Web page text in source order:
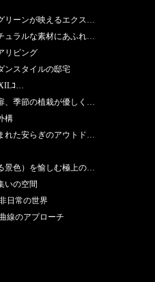
り相談会 第2弾《無料》 5月11日
相談会 第1弾《無料》 4月20日
土）・4/14（日）・4/20(土）・
土）・3/10（日）と3/16（土）・
・2/11(日）・2/12(月）・
リーンが映えるエクス…
ュラルな素材にあふれ…
リビング
ンスタイルの邸宅
ｺ…
、季節の植栽が優しく…
構
れた安らぎのアウトド…
景色）を愉しむ極上の…
いの空間
日常の世界
線のアプローチ